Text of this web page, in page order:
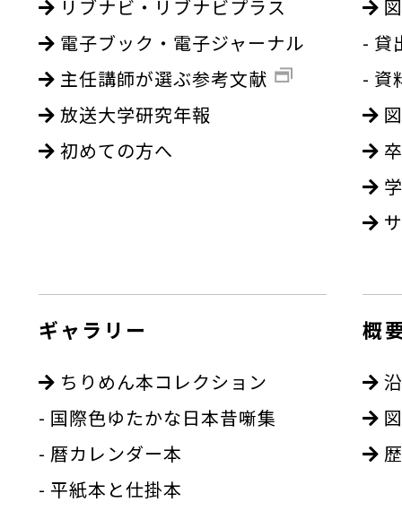
リブナビ・リブナビプラス
電子ブック・電子ジャーナル
主任講師が選ぶ参考文献
放送大学研究年報
初めての方へ
- 貸
- 資
ギャラリー
ちりめん本コレクション
- 国際色ゆたかな日本昔噺集
- 暦カレンダー本
- 平紙本と仕掛本
概